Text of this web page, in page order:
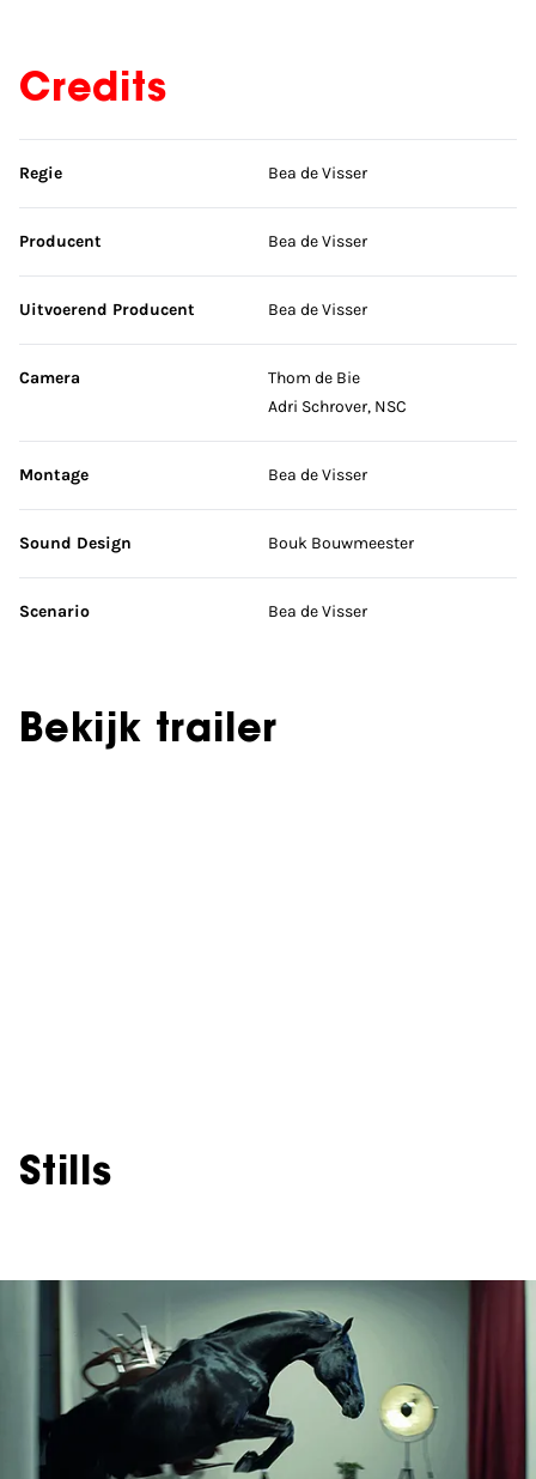
Credits
Sla credits over
Regie Bea de Visser
Producent Bea de Visser
Uitvoerend Producent Bea de Visser
Camera
Thom de Bie
Adri Schrover, NSC
Montage Bea de Visser
Sound Design Bouk Bouwmeester
Scenario Bea de Visser
Bekijk trailer
Stills